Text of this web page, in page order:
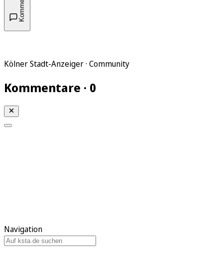
Kölner Stadt-Anzeiger · Community
Kommentare · 0
Navigation